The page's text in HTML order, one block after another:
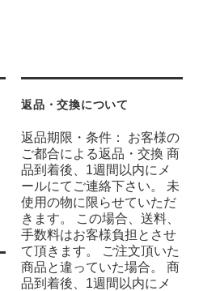
返品・交換について
返品期限・条件： お客様の
ご都合による返品・交換 商
品到着後、1週間以内にメ
ールにてご連絡下さい。 未
使用の物に限らせていただ
きます。 この場合、送料、
手数料はお客様負担とさせ
て頂きます。 ご注文頂いた
商品と違っていた場合。 商
品到着後、1週間以内にメ